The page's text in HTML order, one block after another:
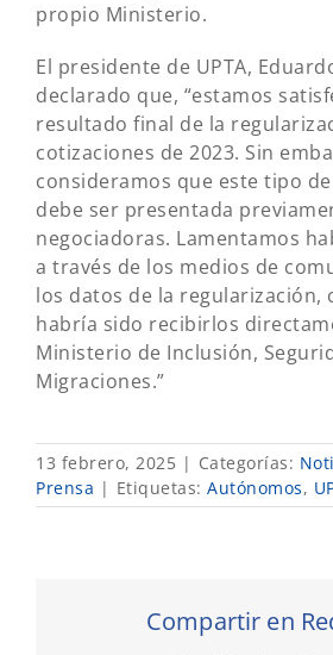
propio Ministerio.
El presidente de UPTA,
declarado que, “estamos
resultado final de la
cotizaciones de 2023. Sin
consideramos que este tipo
debe ser presentada
negociadoras. Lamentamos
a través de los medios de
los datos de la regularización,
habría sido recibirlos
Ministerio de Inclusión,
Migraciones.”
13 febrero, 2025 | Categorías:
Prensa | Etiquetas: Autónomos,
Compartir en